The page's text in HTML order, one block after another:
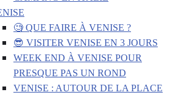
🧐 QUE FAIRE À VENISE ?
😎 VISITER VENISE EN 3 JOURS
WEEK END À VENISE POUR
PRESQUE PAS UN ROND
VENISE : AUTOUR DE LA PLACE